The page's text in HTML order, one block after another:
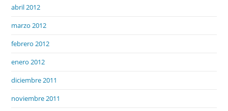
abril 2012
marzo 2012
febrero 2012
enero 2012
diciembre 2011
noviembre 2011